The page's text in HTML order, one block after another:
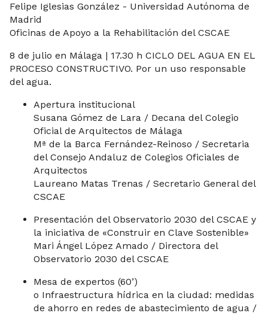
Felipe Iglesias González - Universidad Autónoma de
Madrid
Oficinas de Apoyo a la Rehabilitación del CSCAE
8 de julio en Málaga | 17.30 h CICLO DEL AGUA EN EL
PROCESO CONSTRUCTIVO. Por un uso responsable
del agua.
Apertura institucional
Susana Gómez de Lara / Decana del Colegio
Oficial de Arquitectos de Málaga
Mª de la Barca Fernández-Reinoso / Secretaria
del Consejo Andaluz de Colegios Oficiales de
Arquitectos
Laureano Matas Trenas / Secretario General del
CSCAE
Presentación del Observatorio 2030 del CSCAE y
la iniciativa de «Construir en Clave Sostenible»
Mari Ángel López Amado / Directora del
Observatorio 2030 del CSCAE
Mesa de expertos (60’)
o Infraestructura hídrica en la ciudad: medidas
de ahorro en redes de abastecimiento de agua /